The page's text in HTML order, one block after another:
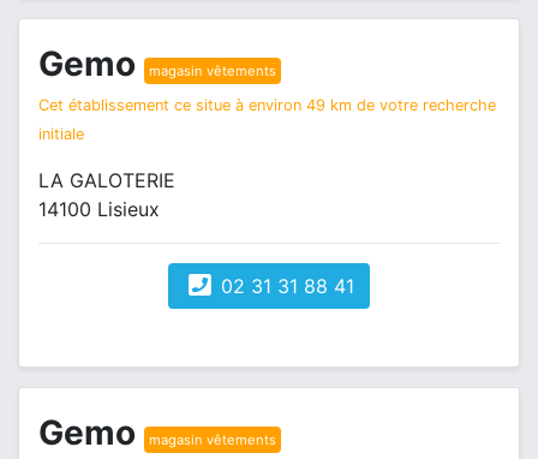
Gemo magasin vêtements
Cet établissement ce situe à environ 49 km de votre recherche
initiale
LA GALOTERIE
14100 Lisieux
02 31 31 88 41
Gemo magasin vêtements